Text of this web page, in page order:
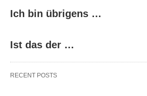
Ich bin übrigens …
Ist das der …
RECENT POSTS